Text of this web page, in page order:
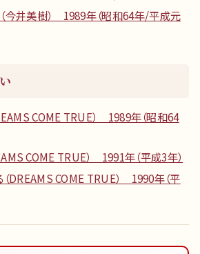
今井美樹） 1989年（昭和64年/平成元
COME TRUE） 1989年（昭和64
COME TRUE） 1991年（平成3年）
（DREAMS COME TRUE） 1990年（平